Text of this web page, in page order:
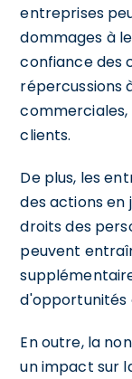
entreprises
dommages à
confiance des
répercussions
clients.
De plus, les
des actions en
droits des
peuvent
d'opportunités
En outre, la
un impact sur